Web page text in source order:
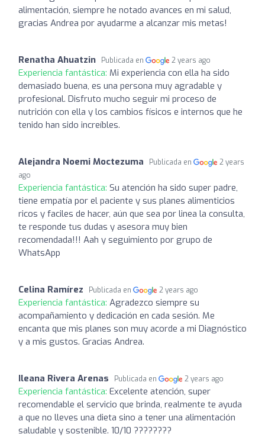
alimentación, siempre he notado avances en mi salud,
gracias Andrea por ayudarme a alcanzar mis metas!
Renatha Ahuatzin Publicada en 2 years ago
Experiencia fantástica: Mi experiencia con ella ha sido
demasiado buena, es una persona muy agradable y
profesional. Disfruto mucho seguir mi proceso de
nutrición con ella y los cambios físicos e internos que he
tenido han sido increíbles.
Alejandra Noemi Moctezuma Publicada en
2 years
ago
Experiencia fantástica: Su atención ha sido super padre,
tiene empatía por el paciente y sus planes alimenticios
ricos y faciles de hacer, aún que sea por linea la consulta,
te responde tus dudas y asesora muy bien
recomendada!!! Aah y seguimiento por grupo de
WhatsApp
Celina Ramírez Publicada en 2 years ago
Experiencia fantástica: Agradezco siempre su
acompañamiento y dedicación en cada sesión. Me
encanta que mis planes son muy acorde a mi Diagnóstico
y a mis gustos. Gracias Andrea.
Ileana Rivera Arenas Publicada en 2 years ago
Experiencia fantástica: Excelente atención, super
recomendable el servicio que brinda, realmente te ayuda
a que no lleves una dieta sino a tener una alimentación
saludable y sostenible. 10/10 ????????